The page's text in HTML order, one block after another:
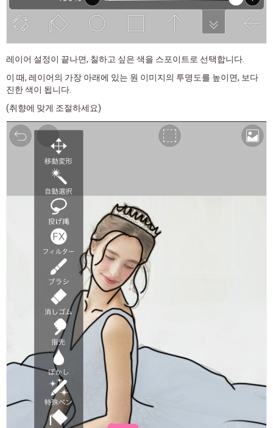
레이어 설정이 끝나면, 칠하고 싶은 색을 스포이트로 선택합니다.
이 때, 레이어의 가장 아래에 있는 원 이미지의 투명도를 높이면, 보다
진한 색이 됩니다.
(취향에 맞게 조절하세요)